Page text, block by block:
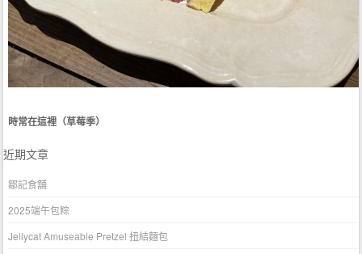
時常在這裡（草莓季）
近期文章
鄒記食舖
2025端午包粽
Jellycat Amuseable Pretzel 扭結麵包